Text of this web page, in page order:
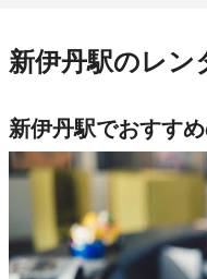
新伊丹駅のレン
新伊丹駅でおすす